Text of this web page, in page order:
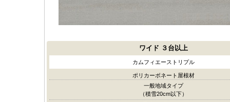
ワイド ３台以上
カムフィエーストリプル
ポリカーボネート屋根材
一般地域タイプ
（積雪20cm以下）